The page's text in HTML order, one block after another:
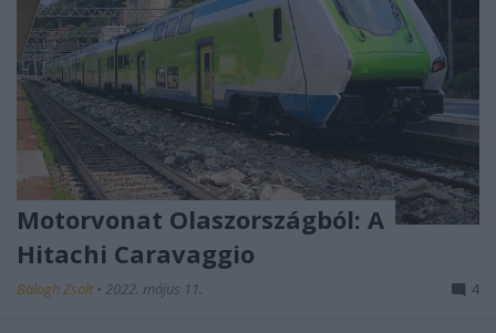
Motorvonat Olaszországból: A
Hitachi Caravaggio
Balogh Zsolt • 2022. május 11. 4